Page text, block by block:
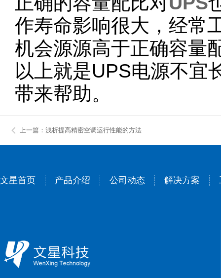
作寿命影响很大，经常
机会源源高于正确容量
以上就是UPS电源不宜
带来帮助。
上一篇：浅析提高精密空调运行性能的方法
文星首页 产品介绍 公司动态 解决方案